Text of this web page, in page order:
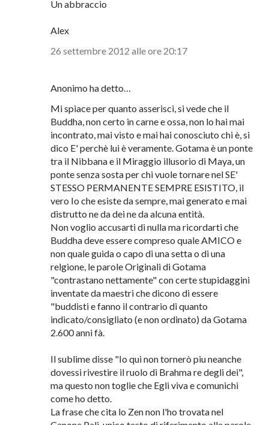
non sa dove va"
Lin Yutang
Un abbraccio
Alex
26 settembre 2012 alle ore 20:17
Anonimo ha detto…
Mi spiace per quanto asserisci, si vede che il
Buddha, non certo in carne e ossa, non lo hai mai
incontrato, mai visto e mai hai conosciuto chi è, si
dico E' perchè lui è veramente. Gotama è un ponte
tra il Nibbana e il Miraggio illusorio di Maya, un
ponte senza sosta per chi vuole tornare nel SE'
STESSO PERMANENTE SEMPRE ESISTITO, il
vero Io che esiste da sempre, mai generato e mai
distrutto ne da dei ne da alcuna entità.
Non voglio accusarti di nulla ma ricordarti che
Buddha deve essere compreso quale AMICO e
non quale guida o capo di una setta o di una
"contrastano nettamente" con certe stupidaggini
inventate da maestri che dicono di essere
"buddisti e fanno il contrario di quanto
indicato/consigliato (e non ordinato) da Gotama
2.600 anni fà.